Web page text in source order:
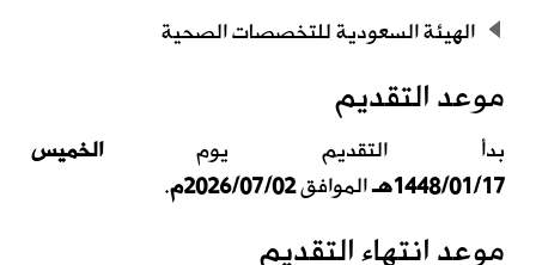
الهيئة السعودية للتخصصات الصحية
موعد التقديم
بدأ التقديم يومالخميس
1448/01/17هـ الموافق2026/07/02م .
موعد انتهاء التقديم